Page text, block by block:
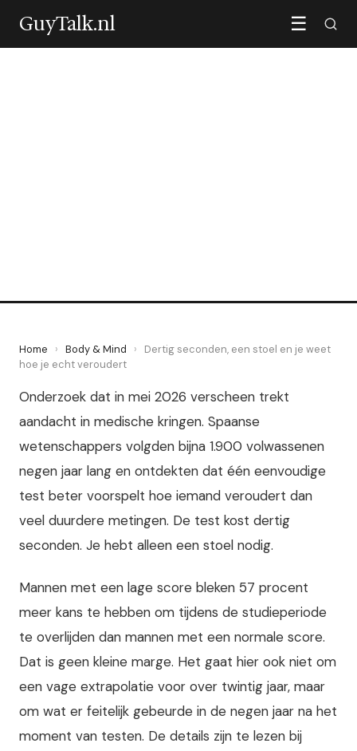
GuyTalk.nl ☰
Home › Body & Mind ›
Dertig seconden, een stoel en je weet
hoe je echt veroudert
Onderzoek dat in mei 2026 verscheen trekt
aandacht in medische kringen. Spaanse
wetenschappers volgden bijna 1.900 volwassenen
negen jaar lang en ontdekten dat één eenvoudige
test beter voorspelt hoe iemand veroudert dan
veel duurdere metingen. De test kost dertig
seconden. Je hebt alleen een stoel nodig.
Mannen met een lage score bleken 57 procent
meer kans te hebben om tijdens de studieperiode
te overlijden dan mannen met een normale score.
Dat is geen kleine marge. Het gaat hier ook niet om
een vage extrapolatie voor over twintig jaar, maar
om wat er feitelijk gebeurde in de negen jaar na het
moment van testen. De details zijn te lezen bij